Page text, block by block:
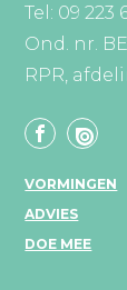
Tel: 09 223
Ond. nr.
RPR,
VORMINGEN
ADVIES
DOE MEE